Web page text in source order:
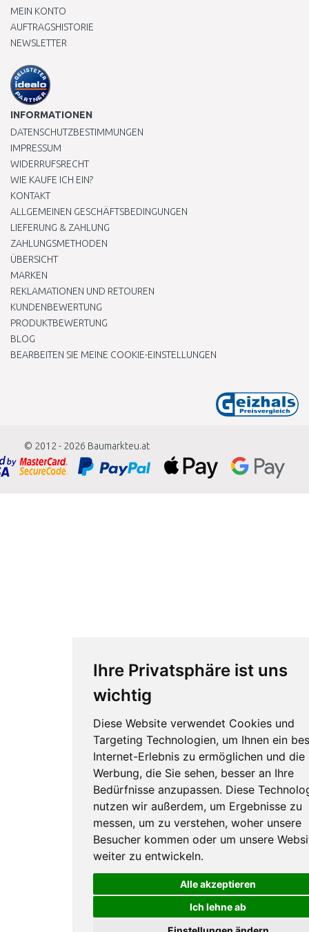
Ihre Privatsphäre ist uns
wichtig
Diese Website verwendet Cookies und
Targeting Technologien, um Ihnen ein
Internet-Erlebnis zu ermöglichen und die
Werbung, die Sie sehen, besser an Ihre
Bedürfnisse anzupassen. Diese
nutzen wir außerdem, um Ergebnisse zu
messen, um zu verstehen, woher unsere
Besucher kommen oder um unsere
weiter zu entwickeln.
Alle akzeptieren
Ich lehne ab
MEIN KONTO
AUFTRAGSHISTORIE
NEWSLETTER
INFORMATIONEN
DATENSCHUTZBESTIMMUNGEN
IMPRESSUM
WIDERRUFSRECHT
WIE KAUFE ICH EIN?
KONTAKT
ALLGEMEINEN GESCHÄFTSBEDINGUNGEN
LIEFERUNG & ZAHLUNG
ZAHLUNGSMETHODEN
ÜBERSICHT
MARKEN
REKLAMATIONEN UND RETOUREN
KUNDENBEWERTUNG
PRODUKTBEWERTUNG
BLOG
BEARBEITEN SIE MEINE COOKIE-EINSTELLUNGEN
© 2012 - 2026 Baumarkteu.at